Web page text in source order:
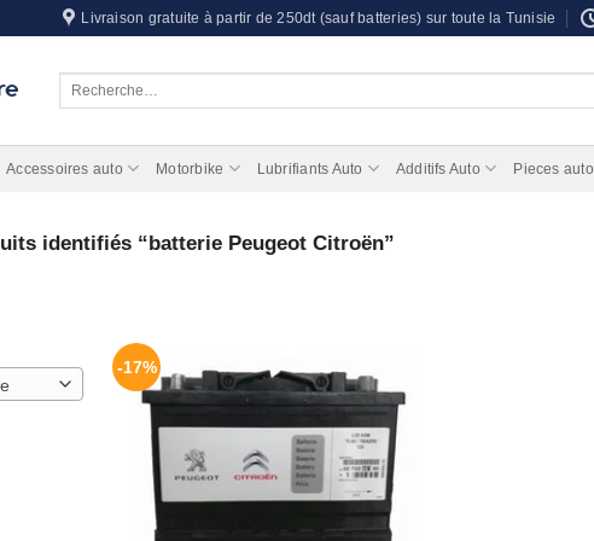
Livraison gratuite à partir de 250dt (sauf batteries) sur toute la Tunisie
Accessoires auto Motorbike Lubrifiants Auto Additifs Auto Pieces auto
identifiés “batterie Peugeot Citroën”
-17%